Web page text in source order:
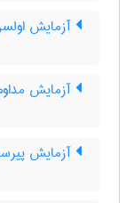
آزمایش
آزمایش
آزمایش